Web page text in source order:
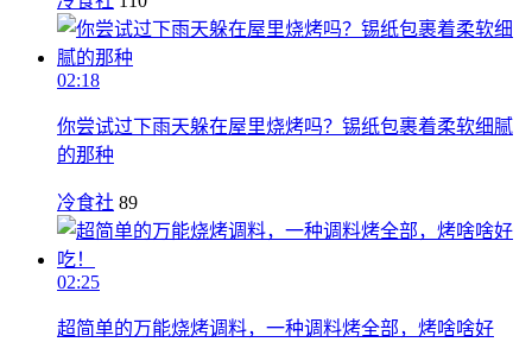
02:18
你尝试过下雨天躲在屋里烧烤吗？锡纸包裹着柔软细腻
的那种
冷食社 89
02:25
超简单的万能烧烤调料，一种调料烤全部，烤啥啥好